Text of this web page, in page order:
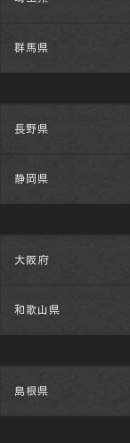
群馬県
長野県
静岡県
大阪府
和歌山県
島根県